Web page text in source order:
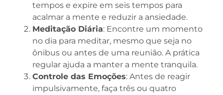
tempos e expire em seis tempos para
acalmar a mente e reduzir a ansiedade.
Meditação Diária: Encontre um momento
no dia para meditar, mesmo que seja no
ônibus ou antes de uma reunião. A prática
regular ajuda a manter a mente tranquila.
Controle das Emoções: Antes de reagir
impulsivamente, faça três ou quatro